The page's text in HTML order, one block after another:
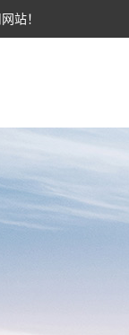
站！